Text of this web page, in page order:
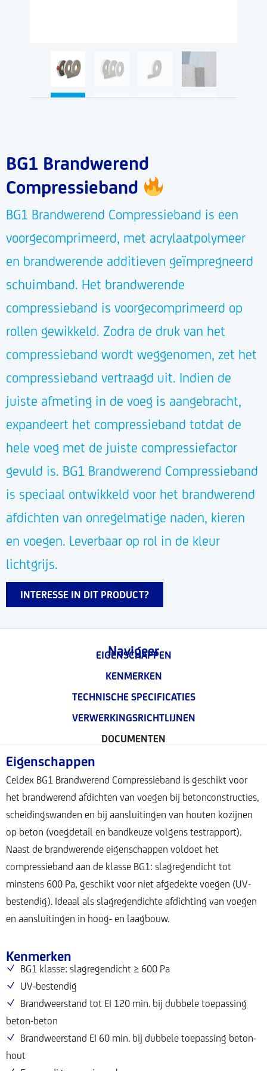
BG1 Brandwerend
Compressieband
BG1 Brandwerend Compressieband is een
voorgecomprimeerd, met acrylaatpolymeer
en brandwerende additieven geïmpregneerd
schuimband. Het brandwerende
compressieband is voorgecomprimeerd op
rollen gewikkeld. Zodra de druk van het
compressieband wordt weggenomen, zet het
compressieband vertraagd uit. Indien de
juiste afmeting in de voeg is aangebracht,
expandeert het compressieband totdat de
hele voeg met de juiste compressiefactor
gevuld is. BG1 Brandwerend Compressieband
is speciaal ontwikkeld voor het brandwerend
afdichten van onregelmatige naden, kieren
en voegen. Leverbaar op rol in de kleur
lichtgrijs.
INTERESSE IN DIT PRODUCT?
Navigeer
EIGENSCHAPPEN
KENMERKEN
TECHNISCHE SPECIFICATIES
VERWERKINGSRICHTLIJNEN
DOCUMENTEN
Eigenschappen
Celdex BG1 Brandwerend Compressieband is geschikt voor
het brandwerend afdichten van voegen bij betonconstructies,
scheidingswanden en bij aansluitingen van houten kozijnen
op beton (voegdetail en bandkeuze volgens testrapport).
Naast de brandwerende eigenschappen voldoet het
compressieband aan de klasse BG1: slagregendicht tot
minstens 600 Pa, geschikt voor niet afgedekte voegen (UV-
bestendig). Ideaal als slagregendichte afdichting van voegen
en aansluitingen in hoog- en laagbouw.
Kenmerken
BG1 klasse: slagregendicht ≥ 600 Pa
UV-bestendig
Brandweerstand tot EI 120 min. bij dubbele toepassing
beton-beton
Brandweerstand EI 60 min. bij dubbele toepassing beton-
hout